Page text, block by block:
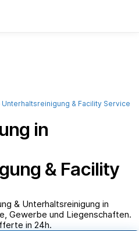
& Facility Service
in
& Facility
& Unterhaltsreinigung in
Gewerbe und Liegenschaften.
in 24h.